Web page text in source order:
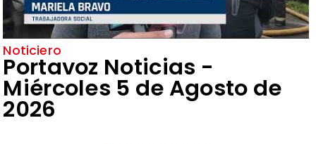
Noticiero
Portavoz Noticias -
Miércoles 5 de Agosto de
2026